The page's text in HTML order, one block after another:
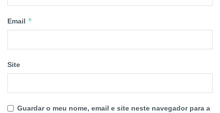
Email *
Site
Guardar o meu nome, email e site neste navegador para a